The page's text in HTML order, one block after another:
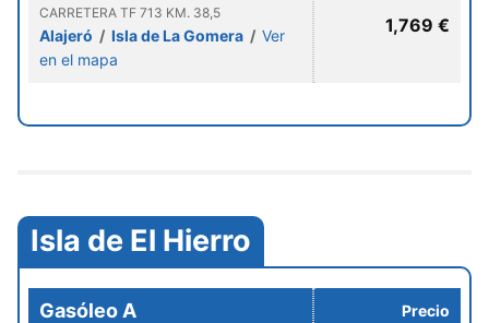
CARRETERA TF 713 KM. 38,5
Alajeró / Isla de La Gomera / Ver
en el mapa
1,769 €
Isla de El Hierro
Gasóleo A Precio